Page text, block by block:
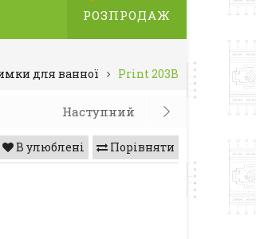
РОЗПРОДАЖ
для ванної Print 203В
Наступний
Порівняти
В улюблені